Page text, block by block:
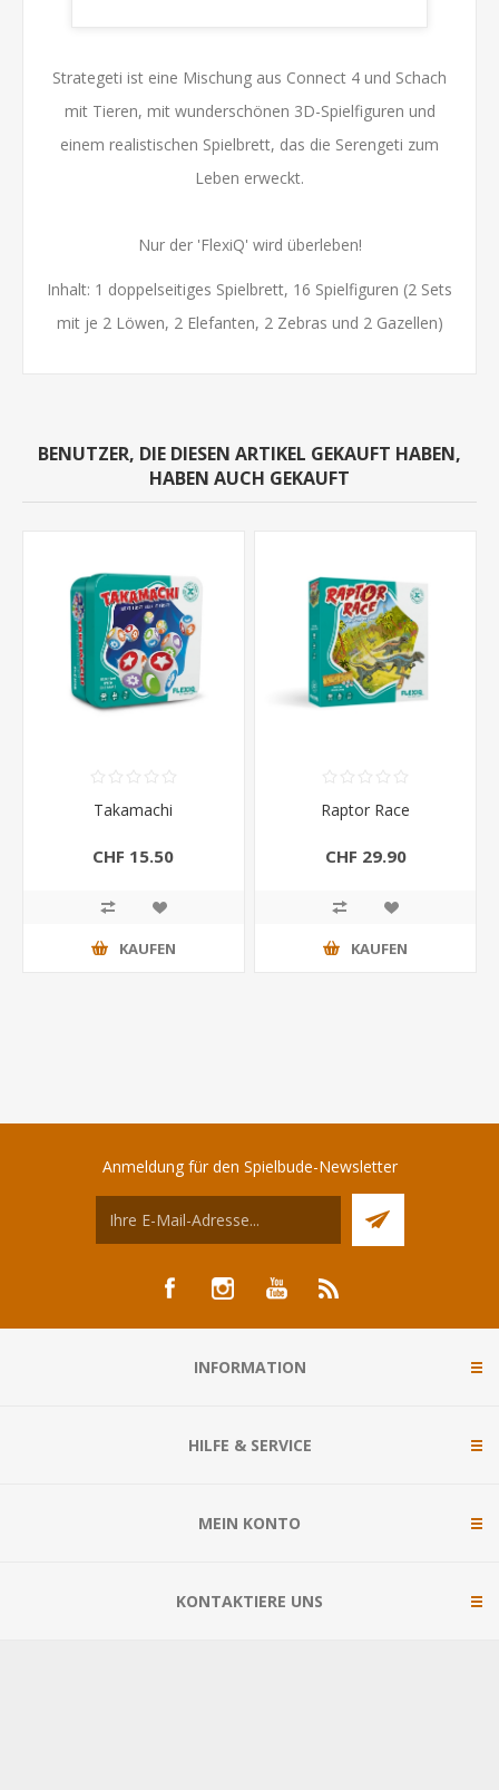
Strategeti ist eine Mischung aus Connect 4 und Schach
mit Tieren, mit wunderschönen 3D-Spielfiguren und
einem realistischen Spielbrett, das die Serengeti zum
Leben erweckt.
Nur der 'FlexiQ' wird überleben!
Inhalt: 1 doppelseitiges Spielbrett, 16 Spielfiguren (2 Sets
mit je 2 Löwen, 2 Elefanten, 2 Zebras und 2 Gazellen)
BENUTZER, DIE DIESEN ARTIKEL GEKAUFT HABEN,
HABEN AUCH GEKAUFT
Takamachi
CHF 15.50
KAUFEN
Raptor Race
CHF 29.90
KAUFEN
Anmeldung für den Spielbude-Newsletter
INFORMATION
HILFE & SERVICE
MEIN KONTO
KONTAKTIERE UNS